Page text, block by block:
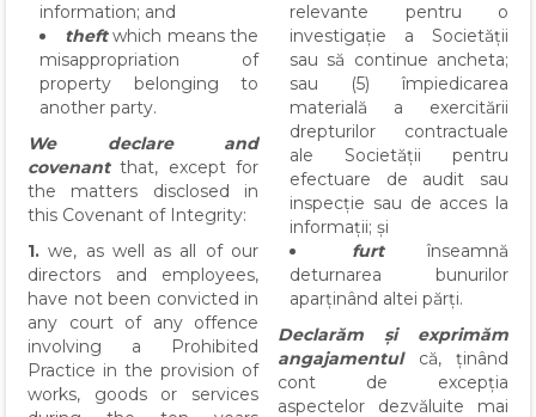
information; and
theft which means the
misappropriation of
property belonging to
another party.
We declare and
covenantthat, except for
the matters disclosed in
this Covenant of Integrity:
1.we, as well as all of our
directors and employees,
have not been convicted in
any court of any offence
involving a Prohibited
Practice in the provision of
works, goods or services
relevante pentru o
investigație a Societății
sau să continue ancheta;
sau (5) împiedicarea
materială a exercitării
drepturilor contractuale
ale Societății pentru
efectuare de audit sau
inspecție sau de acces la
informații; și
furtînseamnă
deturnarea bunurilor
aparținând altei părți.
Declarăm și exprimăm
angajamentulcă, ținând
cont de excepția
aspectelor dezvăluite mai